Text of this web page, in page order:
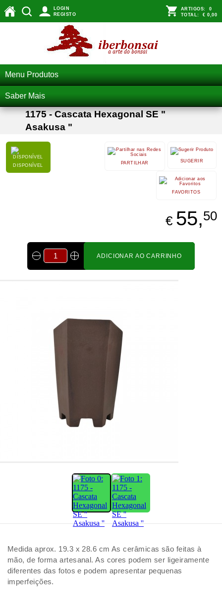
LOGIN
REGISTO
ARTIGOS: 0
TOTAL: € 0,00
Menu Produtos
Saber Mais
1175 - Cascata Hexagonal SE "
Asakusa "
DISPONÍVEL
SUGERIR
PARTILHAR
FAVORITOS
€ 55,50
ADICIONAR AO CARRINHO
Medida aprox. 19.3 x 28.6 cm As cerâmicas são feitas à
mão, de forma artesanal. As cores podem ser ligeiramente
diferentes das fotos e podem apresentar pequenas
imperfeições.